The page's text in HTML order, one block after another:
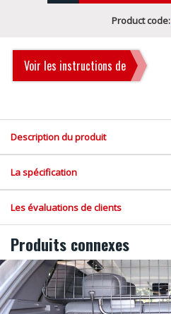
Product code:
Voir les instructions de
Description du produit
La spécification
Les évaluations de clients
Produits connexes